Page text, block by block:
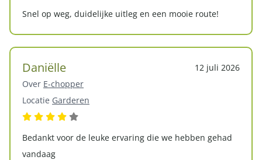
Snel op weg, duidelijke uitleg en een mooie route!
Daniëlle
12 juli 2026
Over E-chopper
Locatie Garderen
Bedankt voor de leuke ervaring die we hebben gehad
vandaag